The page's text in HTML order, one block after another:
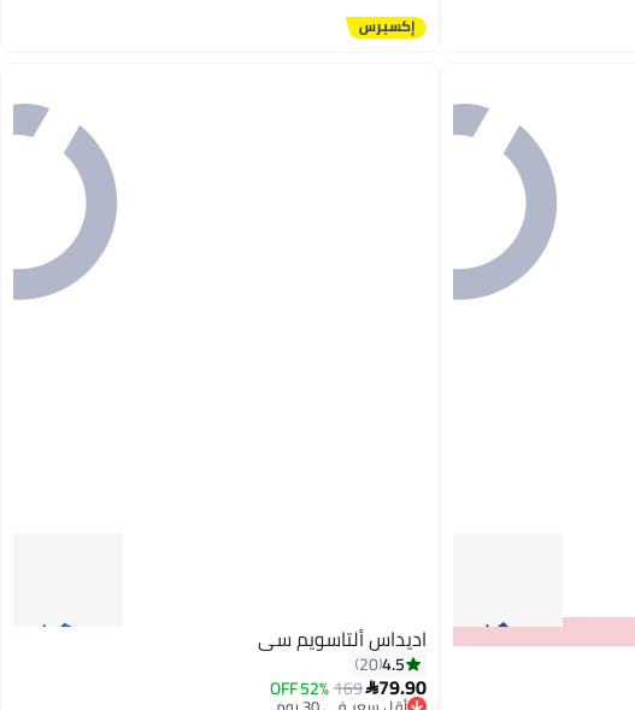
اديداس ألتاسويم سي
4.5
20
79.90
169
52% OFFأقل سعر في 30 يوم